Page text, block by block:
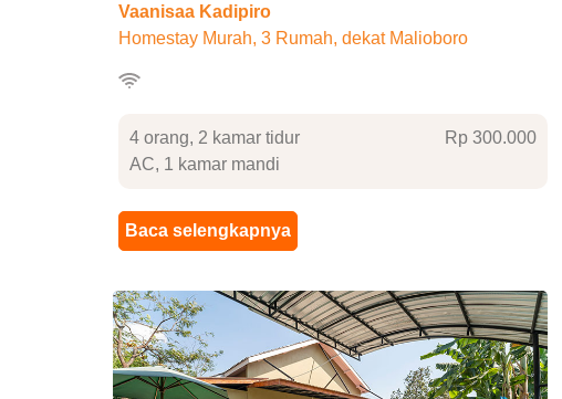
Vaanisaa Kadipiro
Homestay Murah, 3 Rumah, dekat Malioboro
4 orang, 2 kamar tidur
AC, 1 kamar mandi
Rp 300.000
Baca selengkapnya